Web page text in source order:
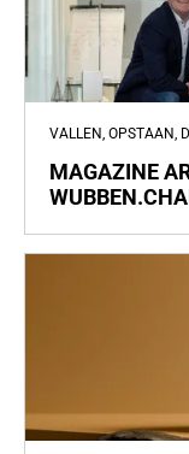
VALLEN, OPSTAAN,
MAGAZINE